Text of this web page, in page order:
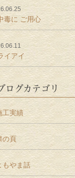
毒に ご用心
イアイ
ログカテゴリ
工実績
の頁
もやま話